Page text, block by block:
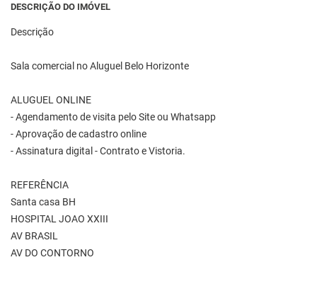
DESCRIÇÃO DO IMÓVEL
Descrição
Sala comercial no Aluguel Belo Horizonte
ALUGUEL ONLINE
- Agendamento de visita pelo Site ou Whatsapp
- Aprovação de cadastro online
- Assinatura digital - Contrato e Vistoria.
REFERÊNCIA
Santa casa BH
HOSPITAL JOAO XXIII
AV BRASIL
AV DO CONTORNO